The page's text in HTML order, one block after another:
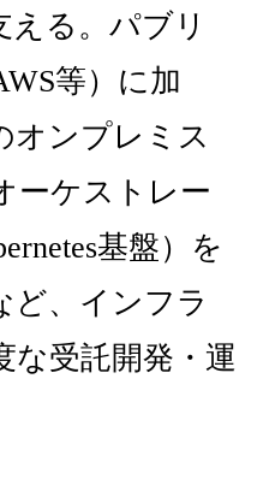
える。パブリ
等）に加
オンプレミス
ーケストレー
基盤）を
ど、インフラ
な受託開発・運